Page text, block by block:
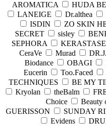
AROMATICA
HUDA
LANEIGE
Dr.althea
ISDIN
ZO SKIN
SECRET
sisley
SEPHORA
KERASTASE
CeraVe
Murad
Biodance
OBAGI
Eucerin
Too.Faced
TECHNIQUES
BE MY
Kryolan
theBalm
Choice
Beauty
GUERISSON
SUNDAY
Evidens